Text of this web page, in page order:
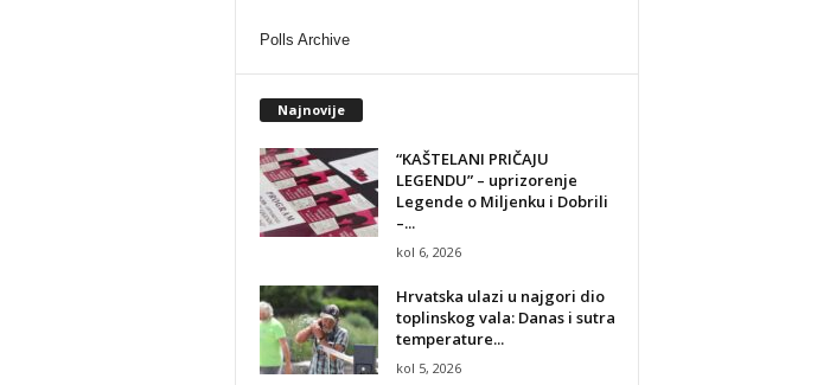
Polls Archive
Najnovije
“KAŠTELANI PRIČAJU
LEGENDU” – uprizorenje
Legende o Miljenku i Dobrili
–...
kol 6, 2026
Hrvatska ulazi u najgori dio
toplinskog vala: Danas i sutra
temperature...
kol 5, 2026